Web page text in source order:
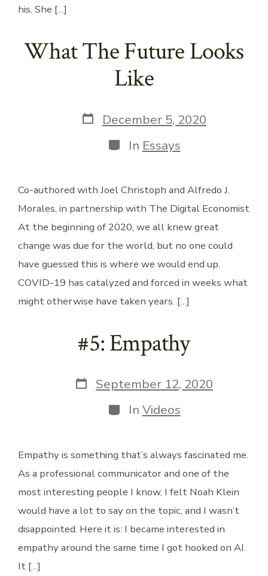
his. She […]
What The Future Looks
Like
Post
date
December 5, 2020
Categories
In Essays
Co-authored with Joel Christoph and Alfredo J.
Morales, in partnership with The Digital Economist
At the beginning of 2020, we all knew great
change was due for the world, but no one could
have guessed this is where we would end up.
COVID-19 has catalyzed and forced in weeks what
might otherwise have taken years. […]
#5: Empathy
Post
date
September 12, 2020
Categories
In Videos
Empathy is something that’s always fascinated me.
As a professional communicator and one of the
most interesting people I know, I felt Noah Klein
would have a lot to say on the topic, and I wasn’t
disappointed. Here it is: I became interested in
empathy around the same time I got hooked on AI.
It […]